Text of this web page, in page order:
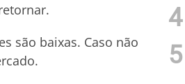
são baixas. Caso não